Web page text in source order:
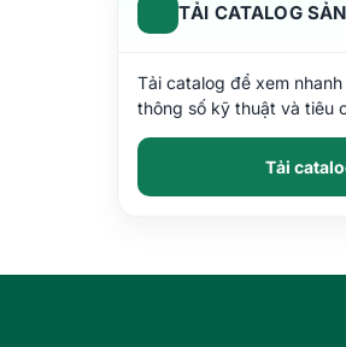
TẢI CATALOG
Tải catalog để xem
thông số kỹ thuật và tiêu
Tải